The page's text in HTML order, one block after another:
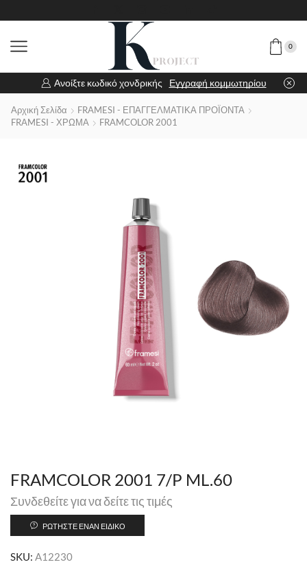
0
Ανοίξτε κωδικό χονδρικής Εγγραφή κομμωτηρίου
Αρχική Σελίδα
FRAMESI - ΕΠΑΓΓΕΛΜΑΤΙΚΑ ΠΡΟΪΟΝΤΑ
FRAMESI - ΧΡΩΜΑ
FRAMCOLOR 2001
FRAMCOLOR 2001 7/P ML.60
Συνδεθείτε για να δείτε τις τιμές
ΡΩΤΉΣΤΕ ΈΝΑΝ ΕΙΔΙΚΌ
SKU: A12230